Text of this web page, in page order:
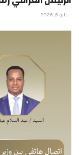
مايو 6, 2026